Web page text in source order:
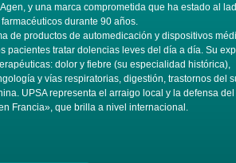
y una marca comprometida que ha estado al
durante 90 años.
de productos de automedicación y dispositivos
pacientes tratar dolencias leves del día a día. Su
dolor y fiebre (su especialidad histórica),
y vías respiratorias, digestión, trastornos del
UPSA representa el arraigo local y la defensa
Francia», que brilla a nivel internacional.